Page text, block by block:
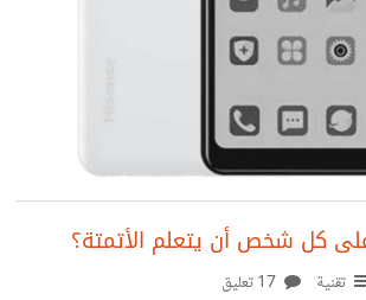
كل شخص أن يتعلم الأتمتة؟
تقنية